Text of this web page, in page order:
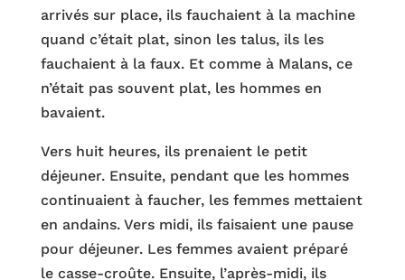
arrivés sur place, ils fauchaient à la machine
quand c’était plat, sinon les talus, ils les
fauchaient à la faux. Et comme à Malans, ce
n’était pas souvent plat, les hommes en
bavaient.
Vers huit heures, ils prenaient le petit
déjeuner. Ensuite, pendant que les hommes
continuaient à faucher, les femmes mettaient
en andains. Vers midi, ils faisaient une pause
pour déjeuner. Les femmes avaient préparé
le casse-croûte. Ensuite, l’après-midi, ils